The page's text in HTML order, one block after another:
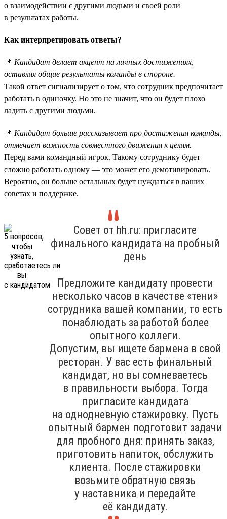
о взаимодействии с другими людьми и своей роли
в результатах работы.
Как интерпретировать ответы?
📌 Кандидат делает акцент на личных достижениях,
оставляя общие результаты команды в стороне.
Такой ответ сигнализирует о том, что сотрудник предпочитает
работать в одиночку. Но это не значит, что он будет плохо
ладить с другими людьми.
📌 Кандидат больше рассказывает про достижения команды,
отмечает важность совместного движения к целям.
Перед вами командный игрок. Такому сотруднику будет
сложно работать одному — это может его демотивировать.
Вероятно, он больше остальных будет нуждаться в ваших
советах и поддержке.
Совет от hh.ru: пригласите
финального кандидата на пробный
день
Предложите кандидату провести
несколько часов в качестве «тени»
сотрудника вашей компании, то есть
понаблюдать за работой более
опытного коллеги.
Допустим, вы ищете бармена в свой
ресторан. У вас есть финальный
кандидат, но вы сомневаетесь
в правильности выбора. Тогда
пригласите кандидата
на однодневную стажировку. Пусть
опытный бармен подготовит задачи
для пробного дня: принять заказ,
приготовить напиток, обслужить
клиента. После стажировки
возьмите обратную связь
у наставника и передайте
её кандидату.